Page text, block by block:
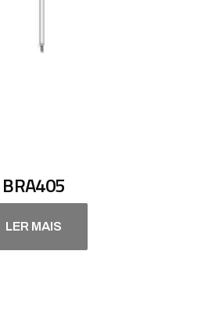
BRA405
LER MAIS